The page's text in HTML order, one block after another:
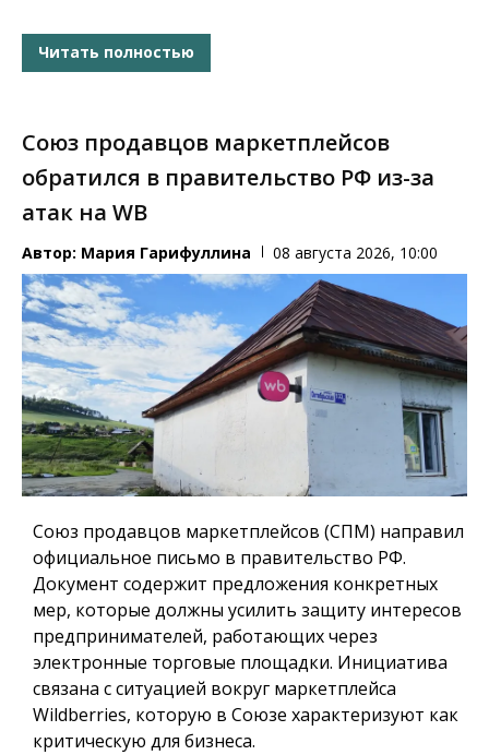
Читать полностью
Союз продавцов маркетплейсов
обратился в правительство РФ из-за
атак на WB
Автор: Мария Гарифуллина 08 августа 2026, 10:00
Союз продавцов маркетплейсов (СПМ) направил
официальное письмо в правительство РФ.
Документ содержит предложения конкретных
мер, которые должны усилить защиту интересов
предпринимателей, работающих через
электронные торговые площадки. Инициатива
связана с ситуацией вокруг маркетплейса
Wildberries, которую в Союзе характеризуют как
критическую для бизнеса.